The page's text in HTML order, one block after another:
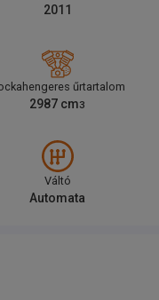
2011
űrtartalom
2987 cm3
Váltó
Automata